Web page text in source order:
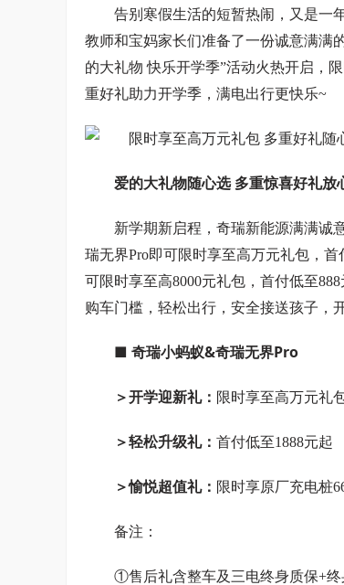
告别寒假生活的短暂热闹，又是一
教师和宝妈家长们准备了一份诚意满满
的大礼物 快乐开学季”活动火热开启，
重好礼助力开学季，满电出行更快乐~
爱的大礼物随心选 多重惊喜好礼放
新学期新启程，奇瑞新能源满满诚
瑞无界Pro即可限时享至高万元礼包，
可限时享至高8000元礼包，首付低至
购车门槛，轻松出行，安全接送孩子，
■ 奇瑞小蚂蚁&奇瑞无界Pro
＞开学迎新礼： 限时享至高万元礼
＞轻松升级礼： 首付低至1888元起
＞愉悦超值礼： 限时享原厂充电桩
备注：
①售后礼含整车及三电终身质保+终